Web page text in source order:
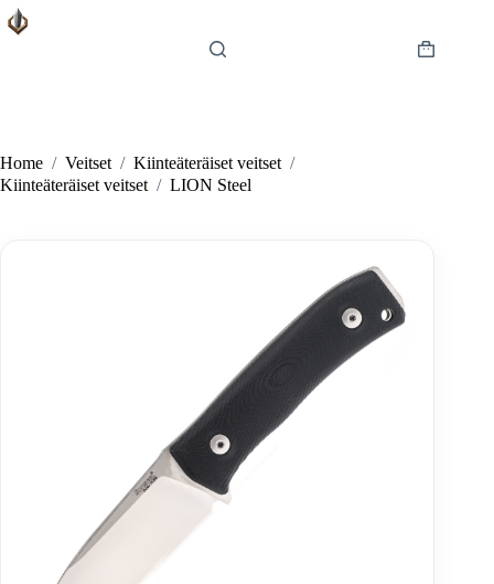
Skip
to
Shopping
Home / Veitset / Kiinteäteräiset veitset /
Kiinteäteräiset veitset / LION Steel